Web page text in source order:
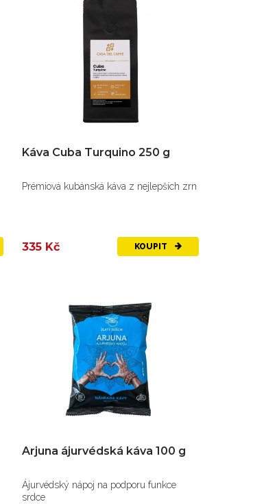
Káva Cuba Turquino 250 g
Prémiová kubánská káva z nejlepších zrn
335 Kč KOUPIT
Arjuna ájurvédská káva 100 g
Ájurvédský nápoj na podporu funkce
srdce